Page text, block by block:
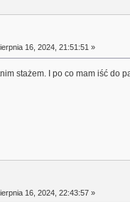
16, 2024, 21:51:51 »
stażem. I po co mam iść
16, 2024, 22:43:57 »